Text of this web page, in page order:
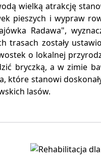
wielką atrakcję
pieszych i wypraw
Radawa",
trasach zostały
o lokalnej
bryczką, a w zimie
które stanowi
lasów.